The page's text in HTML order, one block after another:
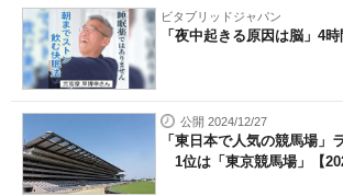
ビタブリッドジャパン
「夜中起きる原因は脳」4
公開 2024/12/27
「東日本で人気の競馬場」
1位は「東京競馬場」【